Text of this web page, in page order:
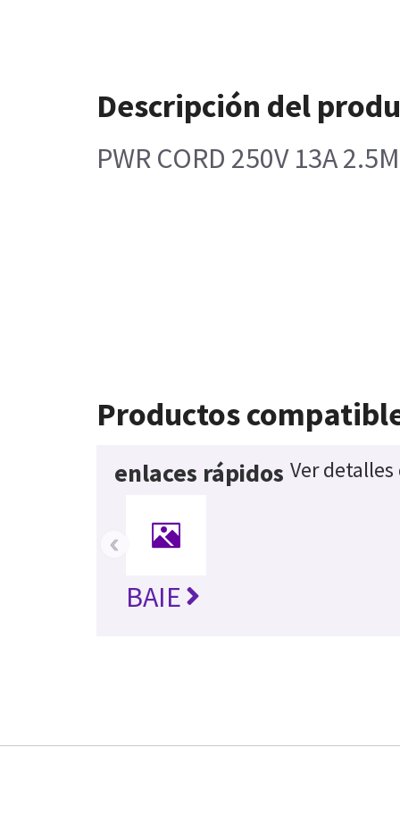
Descripción del
PWR CORD 250V 13A
Productos
enlaces rápidos Ver
BAIE
‹